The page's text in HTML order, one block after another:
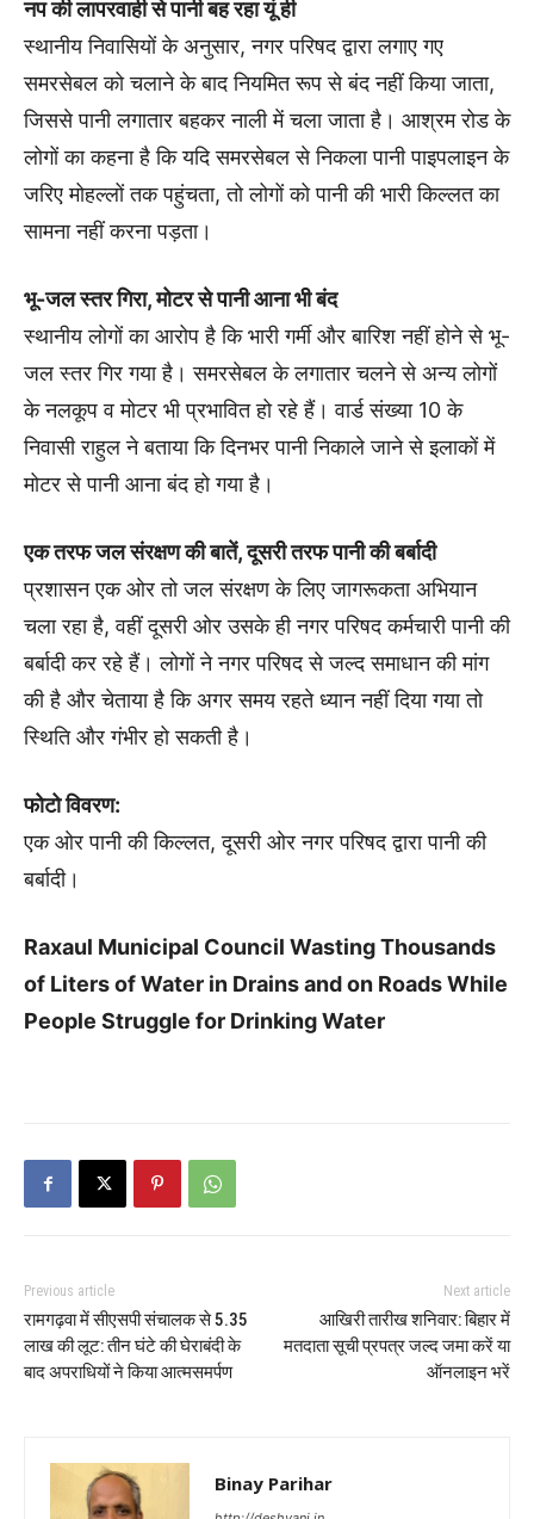
नप की लापरवाही से पानी बह रहा यूं ही
स्थानीय निवासियों के अनुसार, नगर परिषद द्वारा लगाए गए
समरसेबल को चलाने के बाद नियमित रूप से बंद नहीं किया जाता,
जिससे पानी लगातार बहकर नाली में चला जाता है। आश्रम रोड के
लोगों का कहना है कि यदि समरसेबल से निकला पानी पाइपलाइन के
जरिए मोहल्लों तक पहुंचता, तो लोगों को पानी की भारी किल्लत का
सामना नहीं करना पड़ता।
भू-जल स्तर गिरा, मोटर से पानी आना भी बंद
स्थानीय लोगों का आरोप है कि भारी गर्मी और बारिश नहीं होने से भू-
जल स्तर गिर गया है। समरसेबल के लगातार चलने से अन्य लोगों
के नलकूप व मोटर भी प्रभावित हो रहे हैं। वार्ड संख्या 10 के
निवासी राहुल ने बताया कि दिनभर पानी निकाले जाने से इलाकों में
मोटर से पानी आना बंद हो गया है।
एक तरफ जल संरक्षण की बातें, दूसरी तरफ पानी की बर्बादी
प्रशासन एक ओर तो जल संरक्षण के लिए जागरूकता अभियान
चला रहा है, वहीं दूसरी ओर उसके ही नगर परिषद कर्मचारी पानी की
बर्बादी कर रहे हैं। लोगों ने नगर परिषद से जल्द समाधान की मांग
की है और चेताया है कि अगर समय रहते ध्यान नहीं दिया गया तो
स्थिति और गंभीर हो सकती है।
फोटो विवरण:
एक ओर पानी की किल्लत, दूसरी ओर नगर परिषद द्वारा पानी की
बर्बादी।
Raxaul Municipal Council Wasting Thousands
of Liters of Water in Drains and on Roads While
People Struggle for Drinking Water
Previous article
रामगढ़वा में सीएसपी संचालक से 5.35
लाख की लूट: तीन घंटे की घेराबंदी के
बाद अपराधियों ने किया आत्मसमर्पण
Next article
आखिरी तारीख शनिवार: बिहार में
मतदाता सूची प्रपत्र जल्द जमा करें या
ऑनलाइन भरें
Binay Parihar